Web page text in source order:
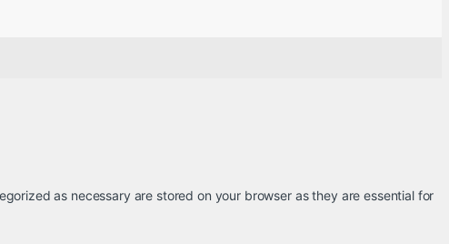
as necessary are stored on your browser as they are essential for